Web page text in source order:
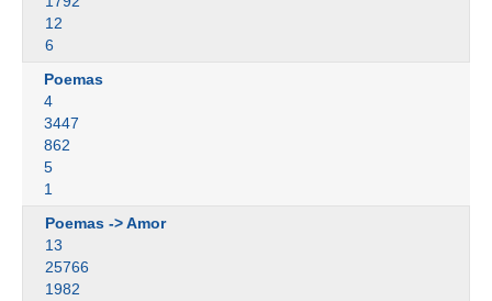
12
6
Poemas
4
3447
862
5
1
Poemas -> Amor
13
25766
1982